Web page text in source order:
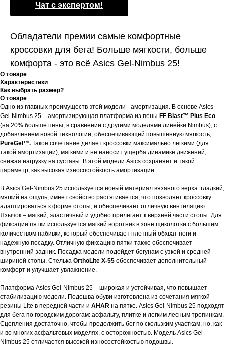
Чат с экспертом!
Обладатели премии самые комфортные
кроссовки для бега! Больше мягкости, больше
комфорта - это всё Asics Gel-Nimbus 25!
О товаре
Характеристики
Как выбрать размер?
О товаре
Одно из главных преимуществ этой модели - амортизация. В основе Asics
Gel-Nimbus 25 – амортизирующая платформа из пены FF Blast™ Plus Eco
(на 20% больше пены, в сравнении с другими моделями линейки Nimbus), с
добавлением новой технологии, обеспечивающей повышенную мягкость,
PureGel™. Такое сочетание делает кроссовки максимально легкими (для
такой амортизации), мягкими и не наносит ущерба динамике движений,
снижая нагрузку на суставы. В этой модели Asics сохраняет и такой
параметр, как высокая износостойкость амортизации.
В Asics Gel-Nimbus 25 используется новый материал вязаного верха: гладкий,
мягкий на ощупь, имеет свойство растягивается, что позволяет кроссовку
адаптироваться к форме стопы, и обеспечивает отличную вентиляцию.
Язычок – мягкий, эластичный и удобно прилегает к верхней части стопы. Для
фиксации пятки используется мягкий воротник в зоне щиколотки с большим
количеством набивки, который обеспечивает плотный обхват ноги и
надежную посадку. Отличную фиксацию пятки также обеспечивает
внутренний задник. Посадка модели подойдет бегунам с узкой и средней
шириной стопы. Стелька OrthoLite X-55 обеспечивает дополнительный
комфорт и улучшает увлажнение.
Платформа Asics Gel-Nimbus 25 – широкая и устойчивая, что повышает
стабилизацию модели. Подошва обуви изготовлена из сочетания мягкой
резины Lite в передней части и AHAR на пятке. Asics Gel-Nimbus 25 подходят
для бега по городским дорогам: асфальту, плитке и легким лесным тропинкам.
Сцепления достаточно, чтобы продолжить бег по скользким участкам, но, как
и во многих асфальтовых моделях, с осторожностью. Модель Asics Gel-
Nimbus 25 отличается высокой износостойкостью подошвы.